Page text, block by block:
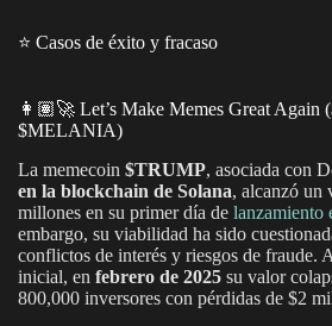
⭐️ Casos de éxito y fracaso
👩🏽‍🚀 Let’s Make Memes Great Again
$MELANIA)
La memecoin $TRUMP, asociada con
en la blockchain de Solana, alcanzó un
millones en su primer día de lanzamiento
embargo, su viabilidad ha sido
conflictos de interés y riesgos de fraude.
inicial, en febrero de 2025 su valor
800,000 inversores con pérdidas de $2